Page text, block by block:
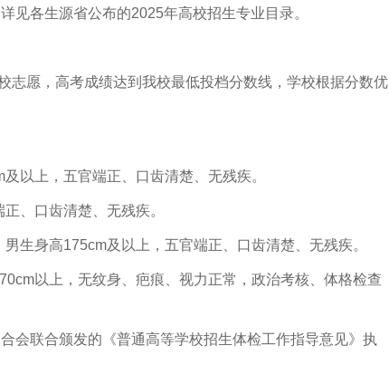
见各生源省公布的2025年高校招生专业目录。
志愿，高考成绩达到我校最低投档分数线，学校根据分数优
以上，五官端正、口齿清楚、无残疾。
、口齿清楚、无残疾。
生身高175cm及以上，五官端正、口齿清楚、无残疾。
以上，无纹身、疤痕、视力正常，政治考核、体格检查
会联合颁发的《普通高等学校招生体检工作指导意见》执